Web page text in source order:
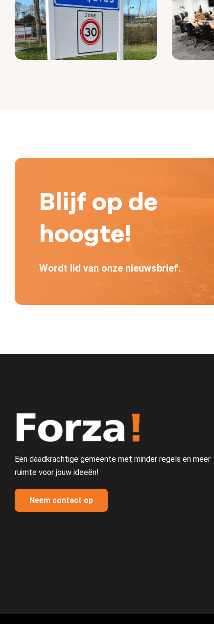
Blijf op de
hoogte!
Wordt lid van onze nieuwsbrief.
Een daadkrachtige gemeente met minder regels en meer
ruimte voor jouw ideeën!
Neem contact op